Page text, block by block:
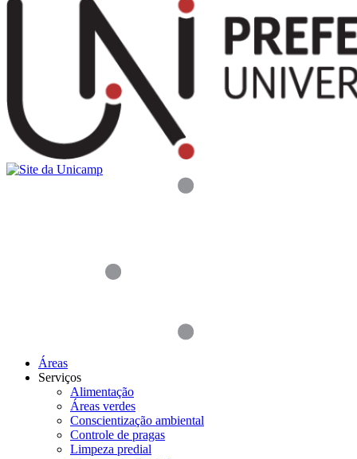
Áreas
Serviços
Alimentação
Áreas verdes
Conscientização ambiental
Controle de pragas
Limpeza predial